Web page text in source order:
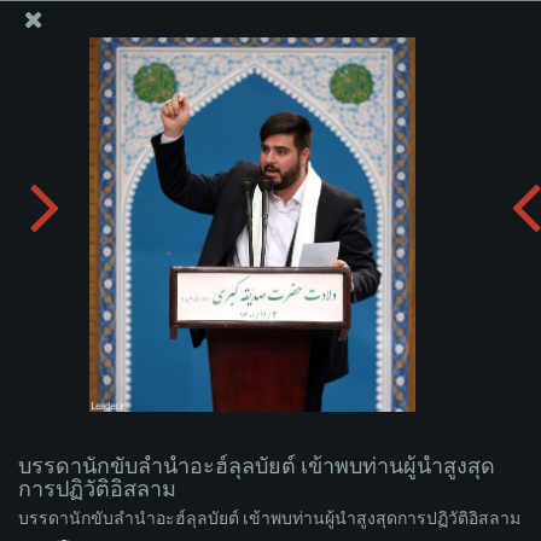
สำนักงานของผู้นำสูงสุด เซย์เยด คาเมเนอี
บรรดานักขับลำนำอะฮ์ลุลบัยต์ เข้าพบท่านผู้นำสูงสุดการ
ปฏิวัติอิสลาม
อัพโหลดอัลบั่ม:
บรรดานักขับลำนำอะฮ์ลุลบัยต์ เข้าพบท่านผู้นำสูงสุด
การปฏิวัติอิสลาม
บรรดานักขับลำนำอะฮ์ลุลบัยต์ เข้าพบท่านผู้นำสูงสุดการปฏิวัติอิสลาม